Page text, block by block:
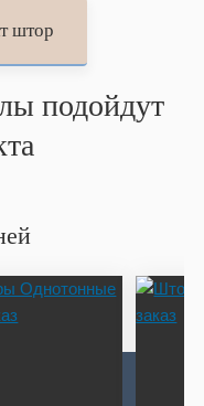
штор
подойдут